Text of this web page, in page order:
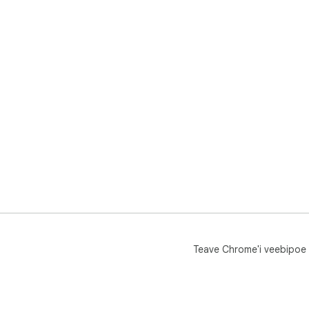
Teave Chrome'i